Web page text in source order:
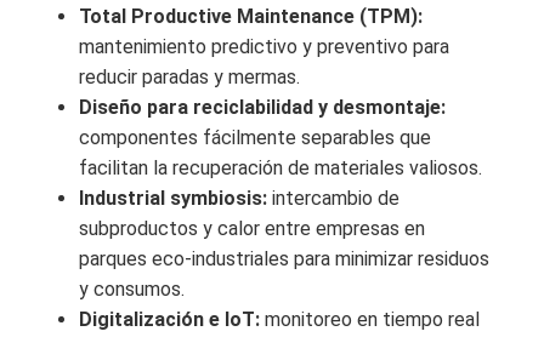
Total Productive Maintenance (TPM):
mantenimiento predictivo y preventivo para
reducir paradas y mermas.
Diseño para reciclabilidad y desmontaje:
componentes fácilmente separables que
facilitan la recuperación de materiales valiosos.
Industrial symbiosis: intercambio de
subproductos y calor entre empresas en
parques eco-industriales para minimizar residuos
y consumos.
Digitalización e IoT: monitoreo en tiempo real